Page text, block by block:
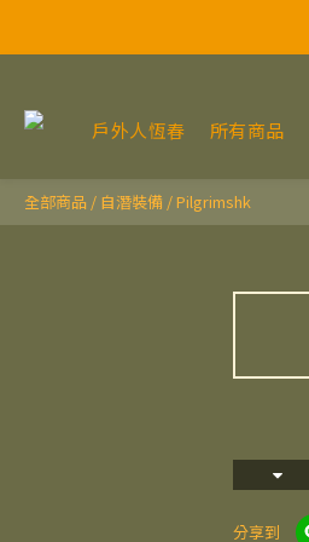
戶外人恆春 所有商品
全部商品 / 自潛裝備 / Pilgrimshk
分享到